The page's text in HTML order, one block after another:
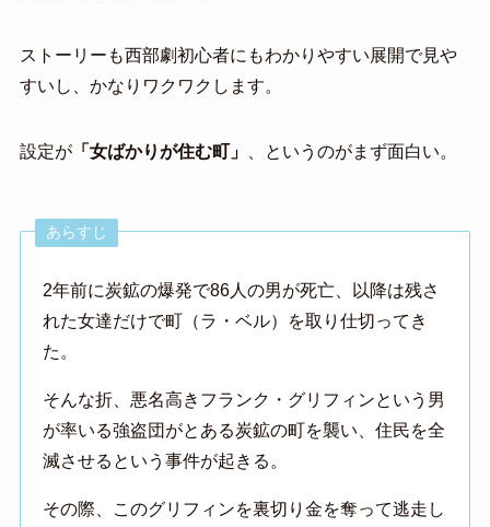
ストーリーも西部劇初心者にもわかりやすい展開で見や
すいし、かなりワクワクします。
設定が「女ばかりが住む町」 、というのがまず面白い。
あらすじ
2年前に炭鉱の爆発で86人の男が死亡、以降は残さ
れた女達だけで町（ラ・ベル）を取り仕切ってき
た。
そんな折、悪名高きフランク・グリフィンという男
が率いる強盗団がとある炭鉱の町を襲い、住民を全
滅させるという事件が起きる。
その際、このグリフィンを裏切り金を奪って逃走し